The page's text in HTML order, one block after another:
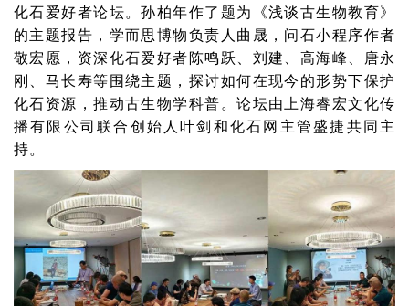
化石爱好者论坛。孙柏年作了题为《浅谈古生物教育》
的主题报告，学而思博物负责人曲晟，问石小程序作者
敬宏愿，资深化石爱好者陈鸣跃、刘建、高海峰、唐永
刚、马长寿等围绕主题，探讨如何在现今的形势下保护
化石资源，推动古生物学科普。论坛由上海睿宏文化传
播有限公司联合创始人叶剑和化石网主管盛捷共同主
持。